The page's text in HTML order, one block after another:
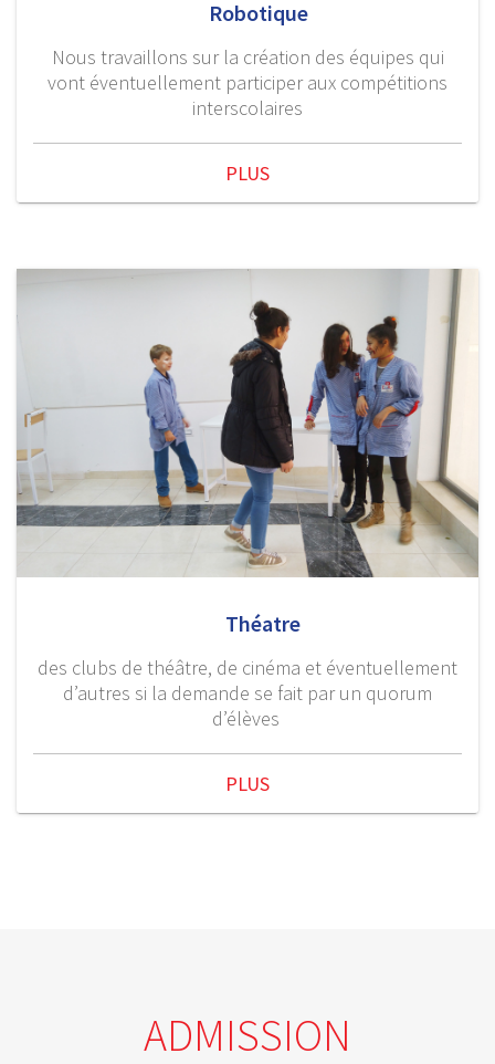
Robotique
Nous travaillons sur la création des équipes qui
vont éventuellement participer aux compétitions
interscolaires
PLUS
Théatre
des clubs de théâtre, de cinéma et éventuellement
d’autres si la demande se fait par un quorum
d’élèves
PLUS
ADMISSION